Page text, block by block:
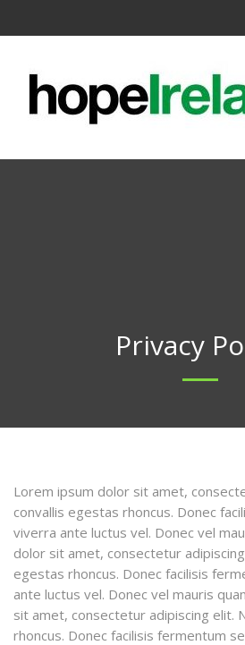
Privacy
Lorem ipsum dolor sit amet,
convallis egestas rhoncus. Donec
viverra ante luctus vel. Donec vel
dolor sit amet, consectetur
egestas rhoncus. Donec facilisis
ante luctus vel. Donec vel mauris
sit amet, consectetur adipiscing elit.
rhoncus. Donec facilisis fermentum